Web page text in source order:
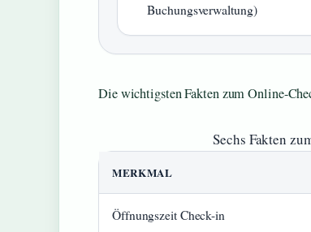
Buchungsverwaltung)
Die wichtigsten Fakten zum Online-
Sechs Fakten
MERKMAL
Öffnungszeit Check-in